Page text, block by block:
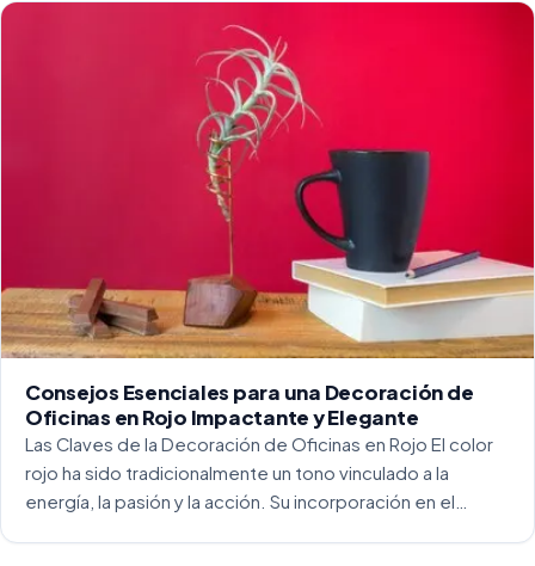
Consejos Esenciales para una Decoración de
Oficinas en Rojo Impactante y Elegante
Las Claves de la Decoración de Oficinas en Rojo El color
rojo ha sido tradicionalmente un tono vinculado a la
energía, la pasión y la acción. Su incorporación en el